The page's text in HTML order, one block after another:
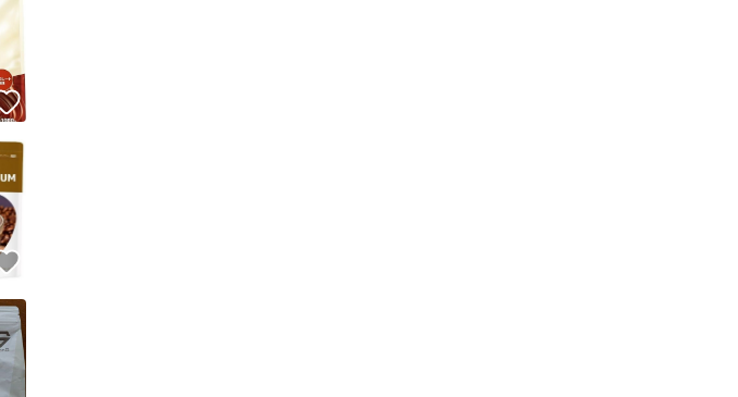
績について
ーザーにバッジを付与しています
をクリアした安心・安全なユーザーです
フリマの取引を完了させた実績があります
コピーします
す
いいね！